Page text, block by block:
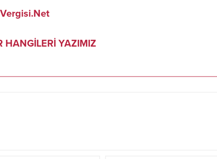
HANGİLERİ YAZIMIZ